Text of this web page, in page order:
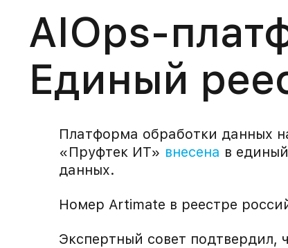
AIOps-
Единый
Платформа обработки данных
«Пруфтек ИТ» внесена в
данных.
Номер Artimate в реестре
Экспертный совет подтвердил,